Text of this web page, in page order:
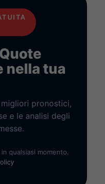
nella tua
pronostici,
e le analisi degli
qualsiasi momento.